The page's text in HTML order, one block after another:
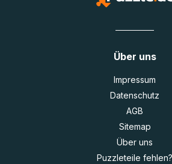
Über uns
Impressum
Datenschutz
AGB
Sitemap
Über uns
Puzzleteile fehlen?